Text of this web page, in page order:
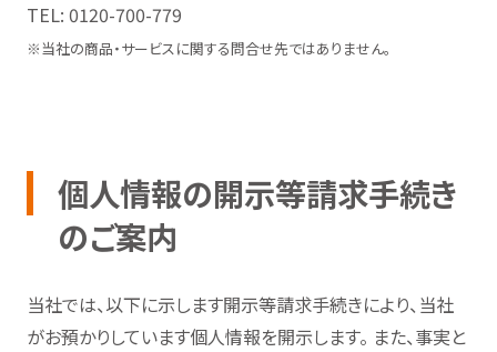
TEL: 0120-700-779
※当社の商品・サービスに関する問合せ先ではありません。
個人情報の開示等請求手続き
のご案内
当社では、以下に示します開示等請求手続きにより、当社
がお預かりしています個人情報を開示します。 また、事実と